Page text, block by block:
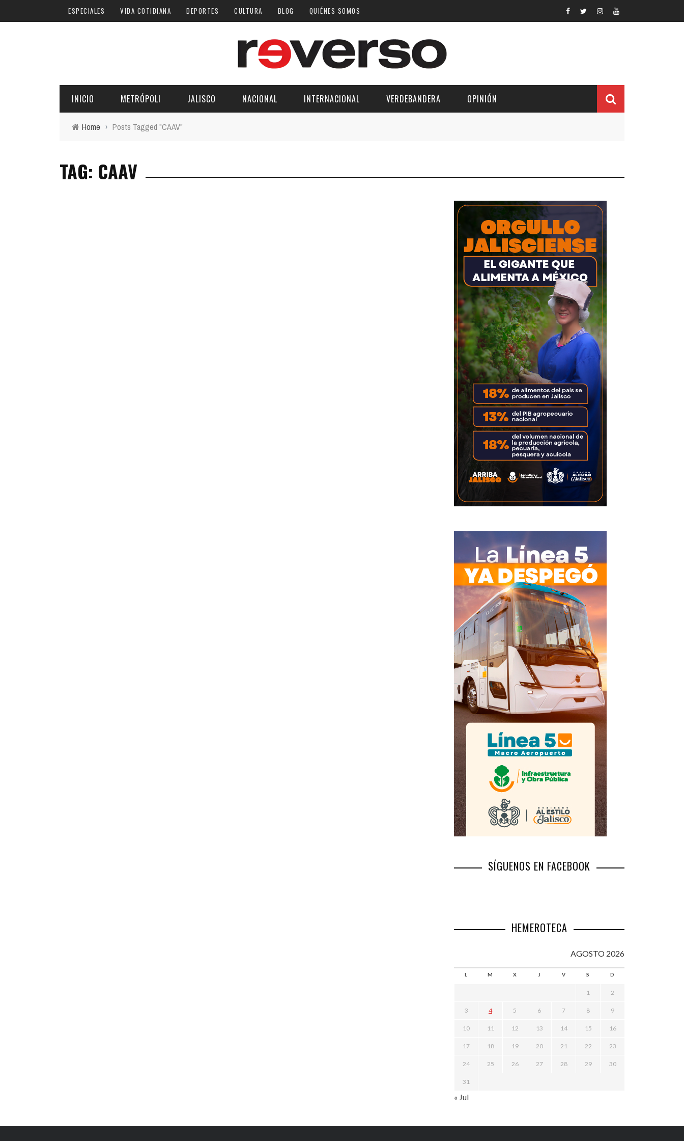
ESPECIALES VIDA COTIDIANA DEPORTES CULTURA BLOG QUIÉNES SOMOS
INICIO METRÓPOLI JALISCO NACIONAL INTERNACIONAL VERDEBANDERA OPINIÓN
Home › Posts Tagged "CAAV"
TAG: CAAV
SÍGUENOS EN FACEBOOK
HEMEROTECA
AGOSTO 2026
L M X J V S D
1 2
3 4 5 6 7 8 9
10 11 12 13 14 15 16
17 18 19 20 21 22 23
24 25 26 27 28 29 30
31
« Jul